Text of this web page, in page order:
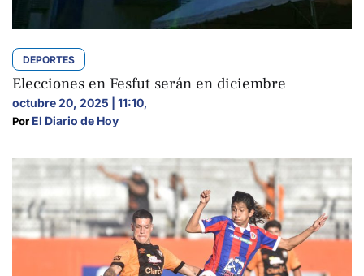
DEPORTES
Elecciones en Fesfut serán en diciembre
octubre 20, 2025 | 11:10,
Por El Diario de Hoy